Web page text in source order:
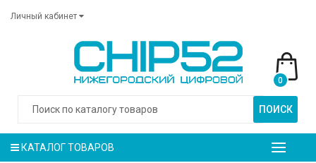
Личный кабинет
ПОИСК
0
КАТАЛОГ ТОВАРОВ